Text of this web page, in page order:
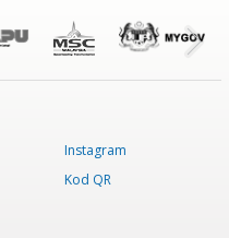
Instagram
Kod QR